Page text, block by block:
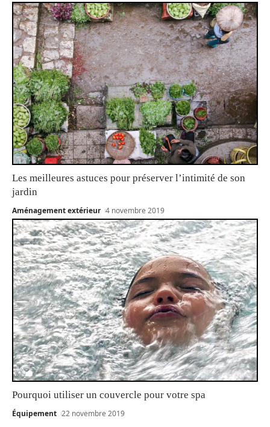
Les meilleures astuces pour préserver l’intimité de son
jardin
Aménagement extérieur 4 novembre 2019
Pourquoi utiliser un couvercle pour votre spa
Équipement 22 novembre 2019